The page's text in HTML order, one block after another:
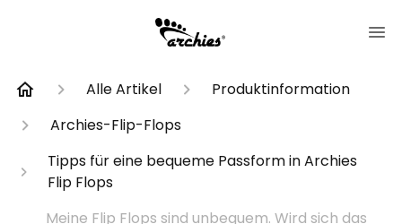
Alle Artikel
Produktinformation
Archies-Flip-Flops
Tipps für eine bequeme Passform in Archies
Flip Flops
Meine Flip Flops sind unbequem. Wird sich das